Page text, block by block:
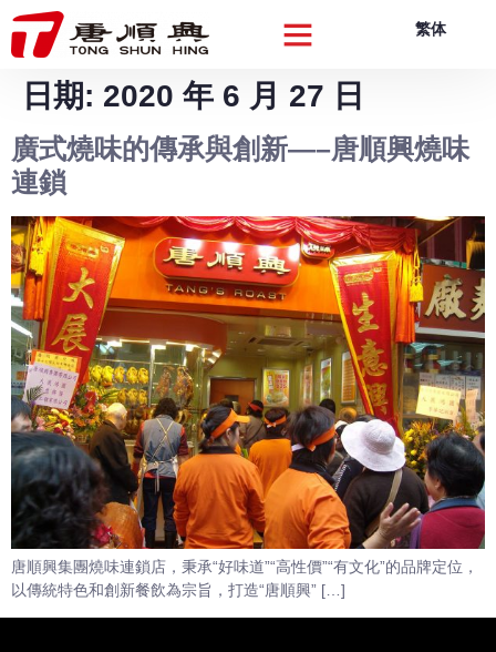
繁体
日期: 2020 年 6 月 27 日
廣式燒味的傳承與創新—–唐順興燒味
連鎖
唐順興集團燒味連鎖店，秉承“好味道”“高性價”“有文化”的品牌定位，
以傳統特色和創新餐飲為宗旨，打造“唐順興” […]